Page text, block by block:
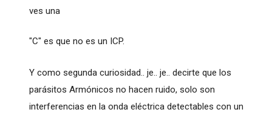
ves una
"C" es que no es un ICP.
Y como segunda curiosidad.. je.. je.. decirte que los
parásitos Armónicos no hacen ruido, solo son
interferencias en la onda eléctrica detectables con un